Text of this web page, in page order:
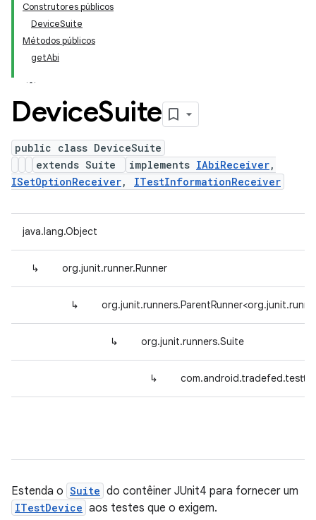
Construtores públicos
DeviceSuite
Métodos públicos
getAbi
DeviceSuite
public class DeviceSuite
extends Suite
implements IAbiReceiver,
ISetOptionReceiver, ITestInformationReceiver
java.lang.Object
↳ org.junit.runner.Runner
↳
↳ org.junit.runners.Suite
↳
Estenda o Suite do contêiner JUnit4 para fornecer um
ITestDevice aos testes que o exigem.